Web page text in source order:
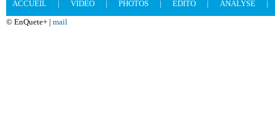
ACCUEIL | VIDEO | PHOTOS | EDITO | ANALYSE
|
© EnQuete+ | mail